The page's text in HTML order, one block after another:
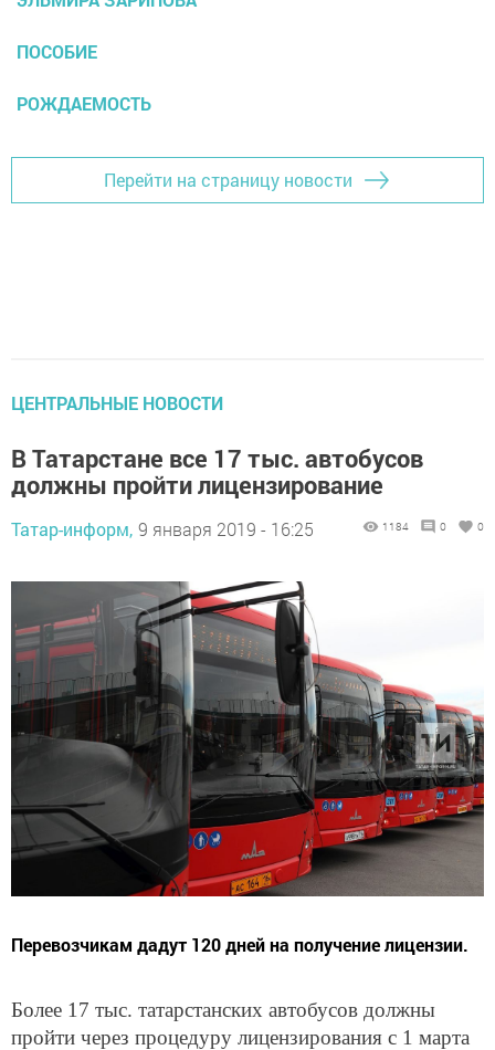
ПОСОБИЕ
РОЖДАЕМОСТЬ
Перейти на страницу новости
ЦЕНТРАЛЬНЫЕ НОВОСТИ
В Татарстане все 17 тыс. автобусов
должны пройти лицензирование
Татар-информ, 9 января 2019 - 16:25 1184 0 0
Перевозчикам дадут 120 дней на получение лицензии.
Более 17 тыс. татарстанских автобусов должны
пройти через процедуру лицензирования с 1 марта